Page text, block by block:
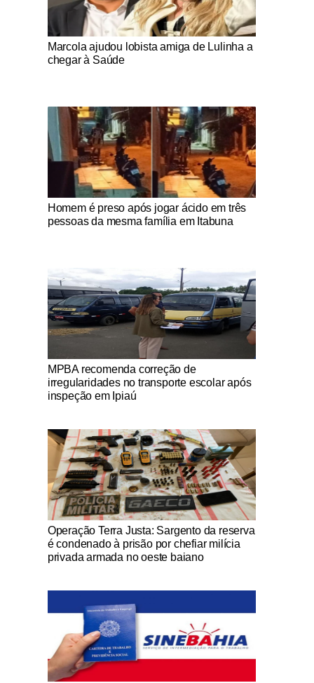
Notícias Católicas
Marcola ajudou lobista amiga de Lulinha a
chegar à Saúde
Notícias Católicas
Homem é preso após jogar ácido em três
pessoas da mesma família em Itabuna
Notícias Católicas
MPBA recomenda correção de
irregularidades no transporte escolar após
inspeção em Ipiaú
Notícias Católicas
Operação Terra Justa: Sargento da reserva
é condenado à prisão por chefiar milícia
privada armada no oeste baiano